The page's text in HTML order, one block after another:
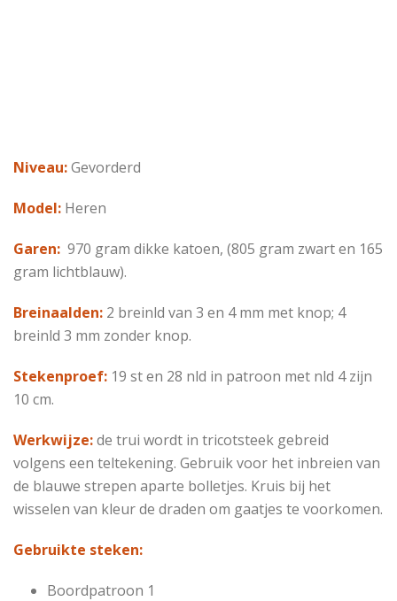
Niveau:Gevorderd
Model: Heren
Garen: 970 gram dikke katoen, (805 gram zwart en 165
gram lichtblauw).
Breinaalden: 2 breinld van 3 en 4 mm met knop; 4
breinld 3 mm zonder knop.
Stekenproef: 19 st en 28 nld in patroon met nld 4 zijn
10 cm.
Werkwijze:de trui wordt in tricotsteek gebreid
volgens een teltekening. Gebruik voor het inbreien van
de blauwe strepen aparte bolletjes. Kruis bij het
wisselen van kleur de draden om gaatjes te voorkomen.
Gebruikte steken:
Boordpatroon 1